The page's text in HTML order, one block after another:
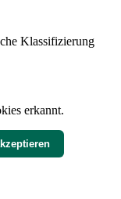
Klassifizierung
erkannt.